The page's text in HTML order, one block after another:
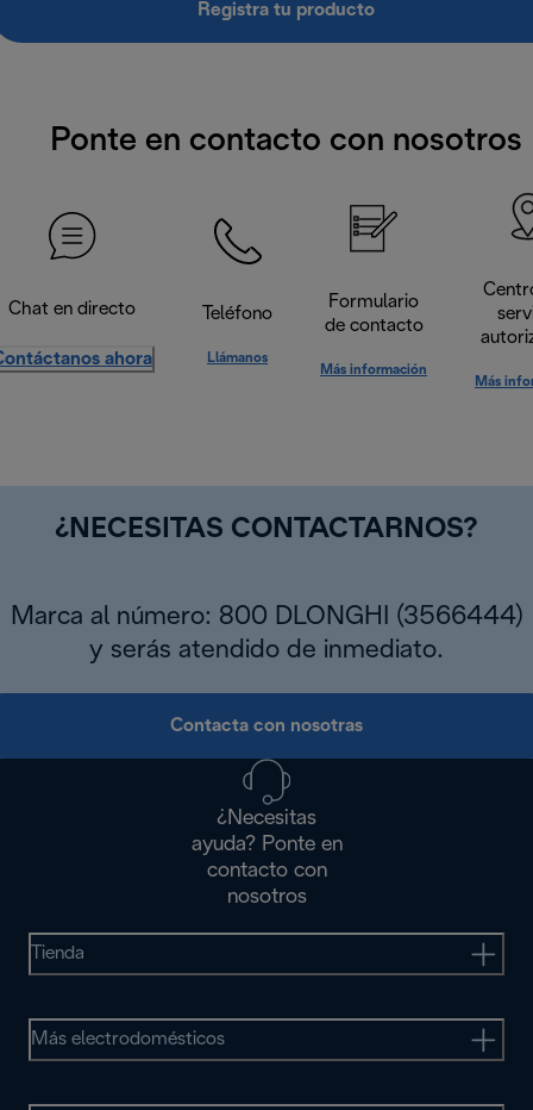
Registra tu producto
Ponte en contacto con nosotros
Chat en directo
ahora
Teléfono
Llámanos
Formulario
de contacto
Más información
Más
¿NECESITAS CONTACTARNOS?
Marca al número: 800 DLONGHI (3566444)
y serás atendido de inmediato.
Contacta con nosotras
¿Necesitas
ayuda? Ponte en
contacto con
nosotros
Tienda
Más electrodomésticos